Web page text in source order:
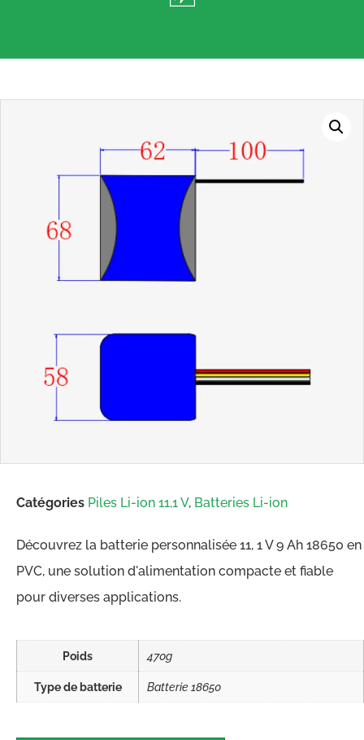
Catégories Piles Li-ion 11,1 V, Batteries Li-ion
Découvrez la batterie personnalisée 11, 1 V 9 Ah 18650 en
PVC, une solution d'alimentation compacte et fiable
pour diverses applications.
Poids 470g
Type de batterie Batterie 18650